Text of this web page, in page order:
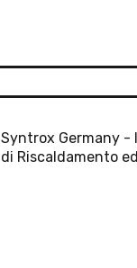
Syntrox Germany -
di Riscaldamento